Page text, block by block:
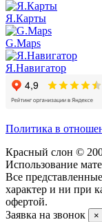
Я.Карты
G.Maps
Я.Навигатор
Политика в
Красный слон ©
Использование
Все
характер и ни при
офертой.
Заявка на звонок
×